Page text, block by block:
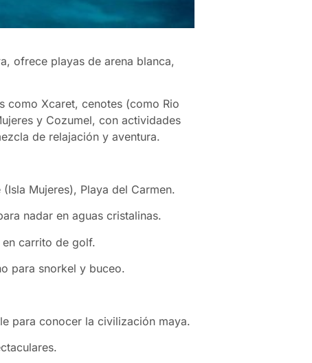
ofrece playas de arena blanca,
como Xcaret, cenotes (como Rio
y Cozumel, con actividades
de relajación y aventura.
Mujeres), Playa del Carmen.
nadar en aguas cristalinas.
carrito de golf.
para snorkel y buceo.
para conocer la civilización maya.